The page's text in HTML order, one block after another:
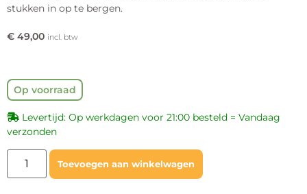
stukken in op te bergen.
€ 49,00 incl. btw
Op voorraad
Levertijd: Op werkdagen voor 21:00 besteld = Vandaag
verzonden
Toevoegen aan winkelwagen